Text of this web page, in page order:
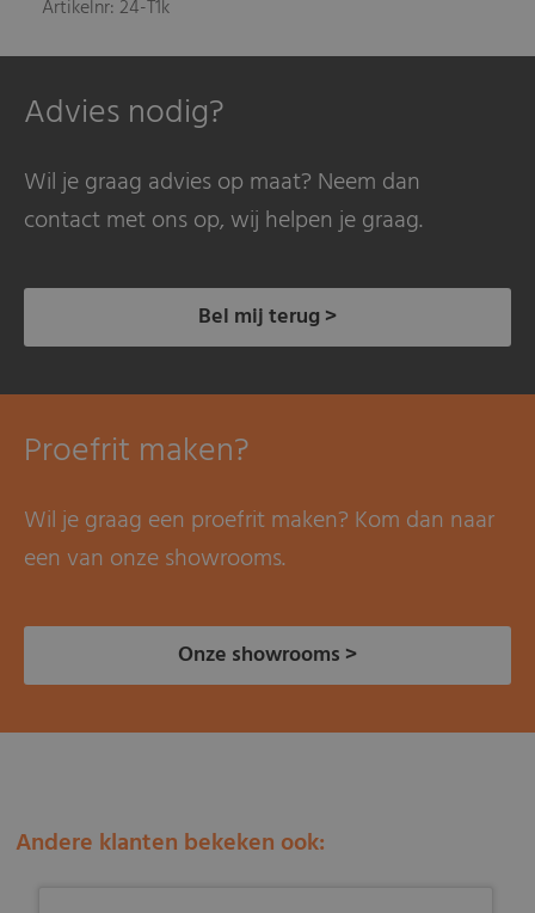
Artikelnr: 24-T1k
Advies nodig?
Wil je graag advies op maat? Neem dan
contact met ons op, wij helpen je graag.
Bel mij terug >
Proefrit maken?
Wil je graag een proefrit maken? Kom dan naar
een van onze showrooms.
Onze showrooms >
Andere klanten bekeken ook: